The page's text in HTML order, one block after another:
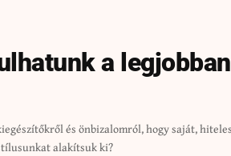
a legjobban
alakítsuk ki?